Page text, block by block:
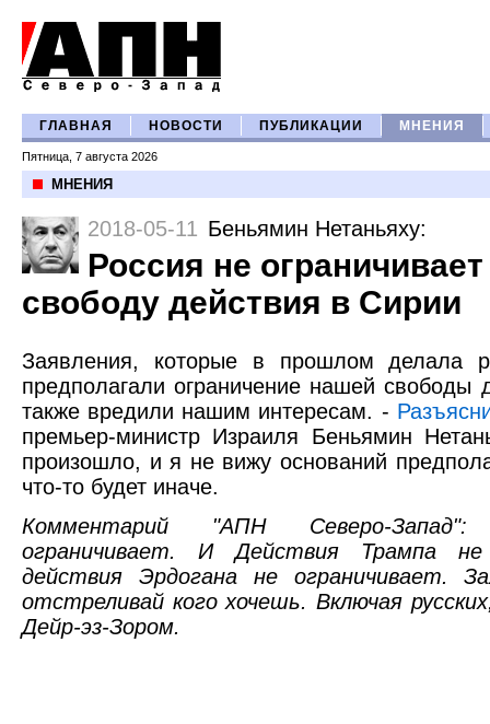
ГЛАВНАЯ НОВОСТИ ПУБЛИКАЦИИ МНЕНИЯ
Пятница, 7 августа 2026
МНЕНИЯ
2018-05-11 Беньямин Нетаньяху:
Россия не
свободу действия в Сирии
Заявления, которые в прошлом делала
предполагали ограничение нашей свободы
также вредили нашим интересам. -
премьер-министр Израиля Беньямин
произошло, и я не вижу оснований
что-то будет иначе.
Комментарий "АПН Северо-
ограничивает. И Действия Трампа
действия Эрдогана не ограничивает.
отстреливай кого хочешь. Включая
Дейр-эз-Зором.